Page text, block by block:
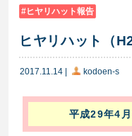
ヒヤリハット報告
ヒヤリハット（
2017.11.14 kodoen-s
平成29年4